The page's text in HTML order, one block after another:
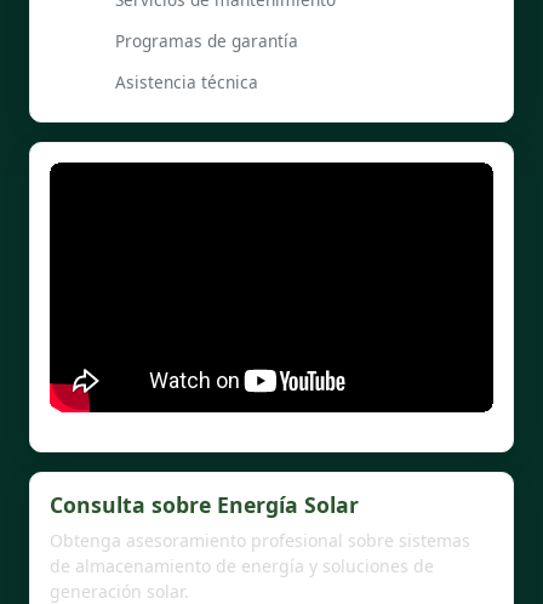
Programas de garantía
Asistencia técnica
Consulta sobre Energía Solar
Obtenga asesoramiento profesional sobre sistemas
de almacenamiento de energía y soluciones de
generación solar.